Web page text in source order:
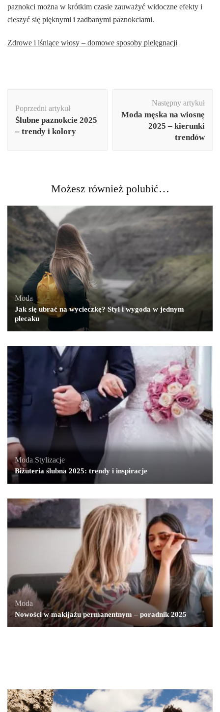
paznokci można w krótkim czasie zauważyć widoczne efekty i
cieszyć się pięknymi i zadbanymi paznokciami.
Zdrowe i lśniące włosy – domowe sposoby pielęgnacji
wpisu
Poprzedni artykuł
Ślubne paznokcie 2025
– trendy i kolory
Następny artykuł
Moda męska na wiosnę
2025 – kierunki
trendów
Możesz również polubić…
Moda
Jak się ubrać na wycieczkę? Styl i wygoda w jednym
plecaku
Moda,Stylizacje
Biżuteria ślubna 2025: trendy i inspiracje
Moda
Nowości w makijażu permanentnym – poradnik 2025